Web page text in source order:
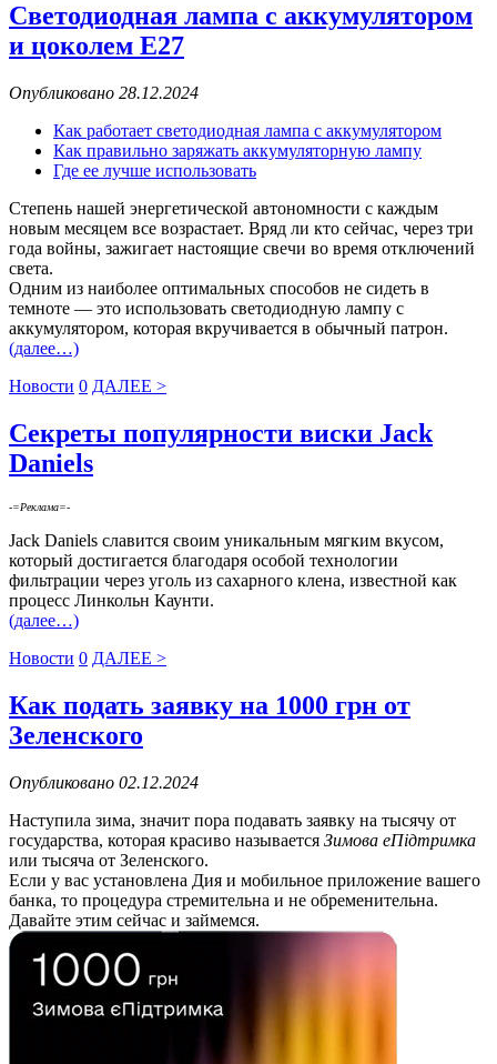
Светодиодная лампа с аккумулятором
и цоколем Е27
Опубликовано 28.12.2024
Как работает светодиодная лампа с аккумулятором
Как правильно заряжать аккумуляторную лампу
Где ее лучше использовать
Степень нашей энергетической автономности с каждым
новым месяцем все возрастает. Вряд ли кто сейчас, через три
года войны, зажигает настоящие свечи во время отключений
света.
Одним из наиболее оптимальных способов не сидеть в
темноте — это использовать светодиодную лампу с
аккумулятором, которая вкручивается в обычный патрон.
(далее…)
Новости 0 ДАЛЕЕ >
Секреты популярности виски Jack
Daniels
-=Реклама=-
Jack Daniels славится своим уникальным мягким вкусом,
который достигается благодаря особой технологии
фильтрации через уголь из сахарного клена, известной как
процесс Линкольн Каунти.
(далее…)
Новости 0 ДАЛЕЕ >
Как подать заявку на 1000 грн от
Зеленского
Опубликовано 02.12.2024
Наступила зима, значит пора подавать заявку на тысячу от
государства, которая красиво называется Зимова еПідтримка
или тысяча от Зеленского.
Если у вас установлена Дия и мобильное приложение вашего
банка, то процедура стремительна и не обременительна.
Давайте этим сейчас и займемся.